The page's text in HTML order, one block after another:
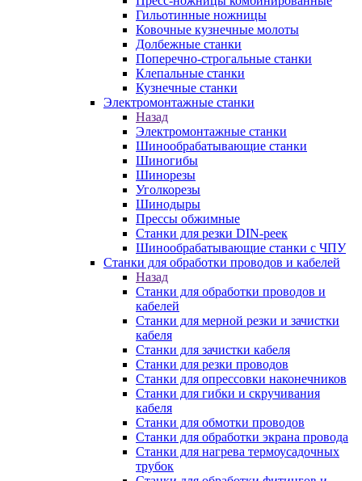
Гильотинные ножницы
Ковочные кузнечные молоты
Долбежные станки
Поперечно-строгальные станки
Клепальные станки
Кузнечные станки
Электромонтажные станки
Назад
Электромонтажные станки
Шинообрабатывающие станки
Шиногибы
Шинорезы
Уголкорезы
Шинодыры
Прессы обжимные
Станки для резки DIN-реек
Шинообрабатывающие станки с ЧПУ
Станки для обработки проводов и кабелей
Назад
Станки для обработки проводов и
кабелей
Станки для мерной резки и зачистки
кабеля
Станки для зачистки кабеля
Станки для резки проводов
Станки для опрессовки наконечников
Станки для гибки и скручивания
кабеля
Станки для обмотки проводов
Станки для обработки экрана провода
Станки для нагрева термоусадочных
трубок